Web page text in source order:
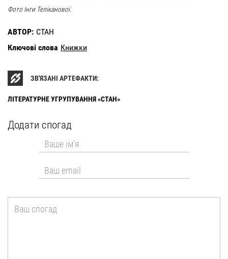
Фото Інги Теліканової.
АВТОР: СТАН
Ключові слова Книжки
ЗВ'ЯЗАНІ АРТЕФАКТИ:
ЛІТЕРАТУРНЕ УГРУПУВАННЯ «СТАН»
Додати спогад